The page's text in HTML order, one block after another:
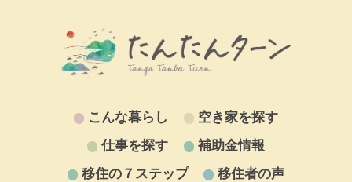
こんな暮らし
空き家を探す
仕事を探す
補助金情報
移住の７ステップ
移住者の声